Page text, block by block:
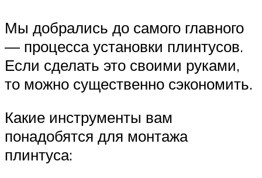
Мы добрались до самого главного
— процесса установки плинтусов.
Если сделать это своими руками,
то можно существенно сэкономить.
Какие инструменты вам
понадобятся для монтажа
плинтуса: